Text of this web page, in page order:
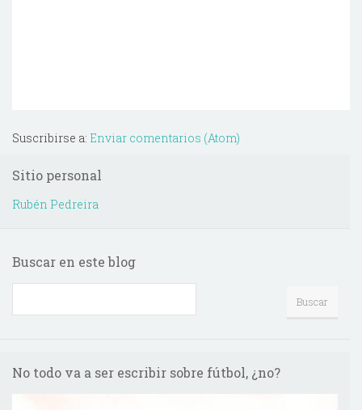
Suscribirse a: Enviar comentarios (Atom)
Sitio personal
Rubén Pedreira
Buscar en este blog
No todo va a ser escribir sobre fútbol, ¿no?